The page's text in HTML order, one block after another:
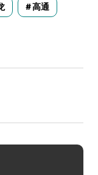
高通